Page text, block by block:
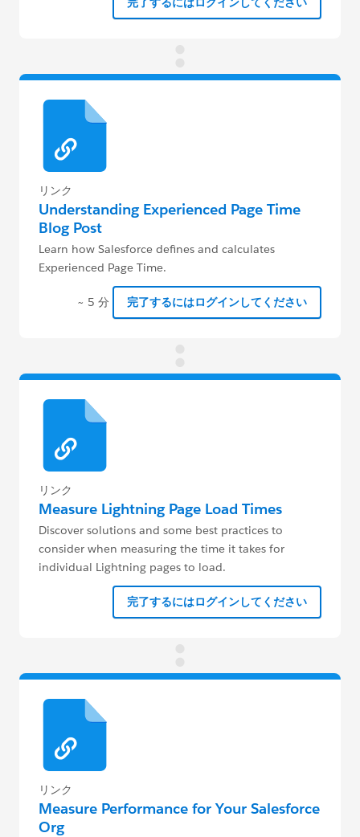
リンク
Understanding Experienced Page Time
Blog Post
Learn how Salesforce defines and calculates
Experienced Page Time.
~ 5 分 完了するにはログインしてください
リンク
Measure Lightning Page Load Times
Discover solutions and some best practices to
consider when measuring the time it takes for
individual Lightning pages to load.
完了するにはログインしてください
リンク
Measure Performance for Your Salesforce
Org